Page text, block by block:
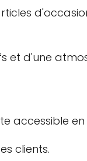
et d'une
accessible
clients.